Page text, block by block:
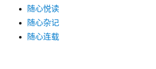
随心悦读
随心杂记
随心连载